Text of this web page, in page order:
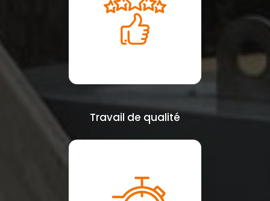
Travail de qualité